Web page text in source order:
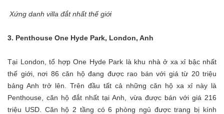
Xứng danh villa đắt nhất thế giới
3. Penthouse One Hyde Park, London, Anh
Tại London, tổ hợp One Hyde Park là khu nhà ở xa xỉ bậc nhất
thế giới, nơi 86 căn hộ đang được rao bán với giá từ 20 triệu
bảng Anh trở lên. Trên đầu tất cả những căn hộ xa xỉ này là
Penthouse, căn hộ đắt nhất tại Anh, vừa được bán với giá 216
triệu USD. Căn hộ 2 tầng có 6 phòng ngủ được trang bị kính